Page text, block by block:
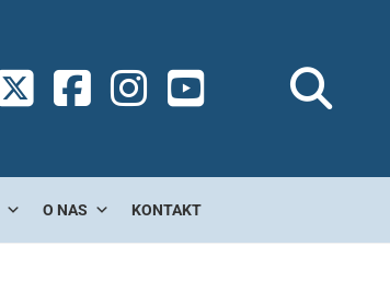
O NAS KONTAKT